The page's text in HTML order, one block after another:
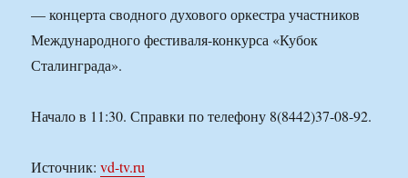
— концерта сводного духового оркестра участников
Международного фестиваля-конкурса «Кубок
Сталинграда».
Начало в 11:30. Справки по телефону 8(8442)37-08-92.
Источник:vd-tv.ru